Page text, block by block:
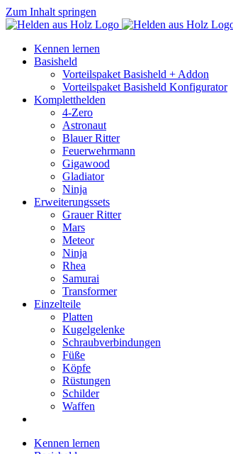
Zum Inhalt springen
Kennen lernen
Basisheld
Vorteilspaket Basisheld + Addon
Vorteilspaket Basisheld Konfigurator
Kompletthelden
4-Zero
Astronaut
Blauer Ritter
Feuerwehrmann
Gigawood
Gladiator
Ninja
Erweiterungssets
Grauer Ritter
Mars
Meteor
Ninja
Rhea
Samurai
Transformer
Einzelteile
Platten
Kugelgelenke
Schraubverbindungen
Füße
Köpfe
Rüstungen
Schilder
Waffen
Kennen lernen